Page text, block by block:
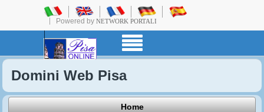
Powered by NETWORK PORTALI
Domini Web Pisa
Home